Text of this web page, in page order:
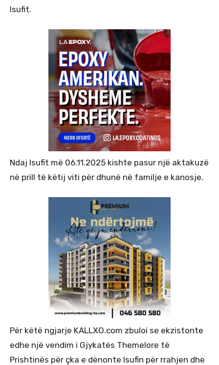
Isufit.
Ndaj Isufit më 06.11.2025 kishte pasur një aktakuzë
në prill të këtij viti për dhunë në familje e kanosje.
Për këtë ngjarje KALLXO.com zbuloi se ekzistonte
edhe një vendim i Gjykatës Themelore të
Prishtinës për çka e dënonte Isufin për rrahjen dhe